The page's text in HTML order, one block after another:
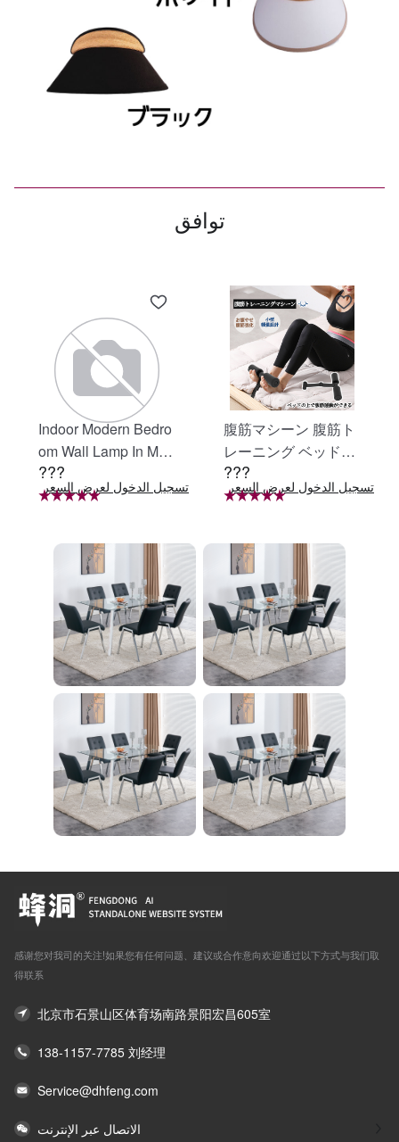
توافق
Indoor Modern Bedro
om Wall Lamp In Matt
e Black, Iron Clear Gl
ass Shade,4-Lights E
nity Light
???
تسجيل الدخول لعرض السعر
腹筋マシーン 腹筋ト
レーニング ベッド固
定 足固定 腹筋器具
腹筋マシン 足を押さ
レーニング器具 エク
ササイズ ダイエット
旅行 自宅 WBGHS-0
1-R
???
تسجيل الدخول لعرض السعر
感谢您对我司的关注!如果您有任何问题、建议或合作意向欢迎通过以下方式与我们取
得联系
北京市石景山区体育场南路景阳宏昌605室
138-1157-7785 刘经理
Service@dhfeng.com
الاتصال عبر الإنترنت